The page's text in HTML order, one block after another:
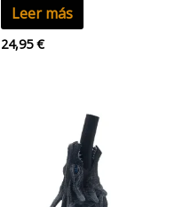
Leer más
24,95€